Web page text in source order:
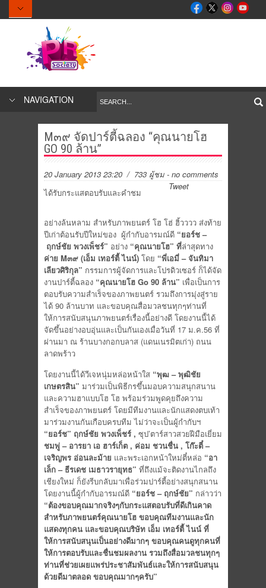
NAVIGATION
M๓๙ จัดปาร์ตี้ฉลอง “คุณนายโฮ
GO 90 ล้าน”
20 January 2013 23:20 / 733 ผู้ชม - no comments
Tweet
ได้รับกระแสตอบรับและคำชม
อย่างล้นหลาม สำหรับภาพยนตร์ โฮ โฮ่ ฮิ้วววว ส่งท้าย
ปีเก่าต้อนรับปีใหม่ของ ผู้กำกับอารมณ์ดี “ยอร์ช –
ฤกษ์ชัย พวงเพ็ชร์” อย่าง “คุณนายโฮ” ที่ล่าสุดทาง
ค่าย M๓๙ (เอ็ม เทอร์ตี้ ไนน์) โดย “พี่เอมี่ – จันทิมา
เลียวศิริกุล” กรรมการผู้จัดการและโปรดิวเซอร์ ก็ได้จัด
งานปาร์ตี้ฉลอง “คุณนายโฮ Go 90 ล้าน” เพื่อเป็นการ
ตอบรับความสำเร็จของภาพยนตร์ รวมถึงการมุ่งสู่ราย
ได้ 90 ล้านบาท และขอบคุณสื่อมวลชนทุกๆท่านที่
ให้การสนับสนุนภาพยนตร์เรื่องนี้อย่างดี โดยงานนี้ได้
จัดขึ้นอย่างอบอุ่นและเป็นกันเองเมื่อวันที่ 17 ม.ค.56 ที่
ผ่านมา ณ ร้านบางกอกบลาส (แดนเนรมิตเก่า) ถนน
ลาดพร้าว
โดยงานนี้ได้วีเจหนุ่มหล่อหน้าใส “พุฒ – พุฒิชัย
เกษตรสิน” มาร่วมเป็นพิธีกรขึ้นมอบความสนุกสนาน
และความฮาแบบโฮ โฮ พร้อมร่วมพูดคุยถึงความ
สำเร็จของภาพยนตร์ โดยมีทีมงานและนักแสดงตบเท้า
มาร่วมงานกันเกือบครบทีม ไม่ว่าจะเป็นผู้กำกับฯ
“ยอร์ช” ฤกษ์ชัย พวงเพ็ชร์ , ซุป’ตาร์สาวสวยฝีมือเยี่ยม
ชมพู่ – อารยา เอ ฮาร์เก็ต , ค่อม ชวนชื่น , โก๊ะตี๋ –
เจริญพร อ่อนละม้าย และพระเอกหน้าใหม่ตี๋หล่อ “อา
เล็ก – ธีรเดช เมธาวรายุทธ” ที่ถึงแม้จะติดงานไกลถึง
เชียงใหม่ ก็ยังรีบกลับมาเพื่อร่วมปาร์ตี้อย่างสนุกสนาน
โดยงานนี้ผู้กำกับอารมณ์ดี “ยอร์ช – ฤกษ์ชัย” กล่าวว่า
“ต้องขอบคุณมากจริงๆกับกระแสตอบรับที่ดีเกินคาด
สำหรับภาพยนตร์คุณนายโฮ ขอบคุณทีมงานและนัก
แสดงทุกคน และขอบคุณบริษัท เอ็ม เทอร์ตี้ ไนน์ ที่
ให้การสนับสนุนเป็นอย่างดีมากๆ ขอบคุณคนดูทุกคนที่
ให้การตอบรับและชื่นชมผลงาน รวมถึงสื่อมวลชนทุกๆ
ท่านที่ช่วยเผยแพร่ประชาสัมพันธ์และให้การสนับสนุน
ด้วยดีมาตลอด ขอบคุณมากๆครับ”